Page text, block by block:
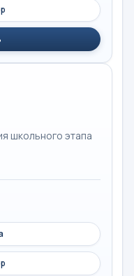
школьного этапа